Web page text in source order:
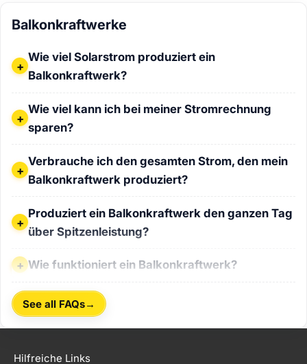
Balkonkraftwerke
Wie viel Solarstrom produziert ein
Balkonkraftwerk?
Wie viel kann ich bei meiner Stromrechnung
sparen?
Verbrauche ich den gesamten Strom, den mein
Balkonkraftwerk produziert?
Produziert ein Balkonkraftwerk den ganzen Tag
über Spitzenleistung?
Wie funktioniert ein Balkonkraftwerk?
Wie funktioniert ein Balkonkraftwerk?
See all FAQs→
Hilfreiche Links